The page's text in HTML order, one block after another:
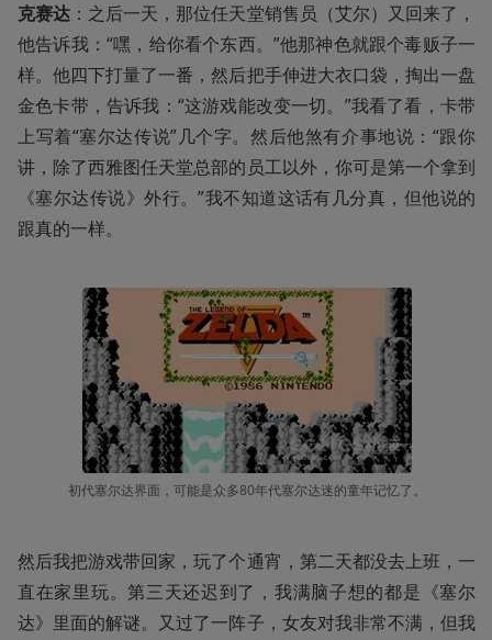
克赛达 ：之后一天，那位任天堂销售员（艾尔）又回来了，
他告诉我：“嘿，给你看个东西。”他那神色就跟个毒贩子一
样。他四下打量了一番，然后把手伸进大衣口袋，掏出一盘
金色卡带，告诉我：“这游戏能改变一切。”我看了看，卡带
上写着“塞尔达传说”几个字。然后他煞有介事地说：“跟你
讲，除了西雅图任天堂总部的员工以外，你可是第一个拿到
《塞尔达传说》外行。”我不知道这话有几分真，但他说的
跟真的一样。
初代塞尔达界面，可能是众多80年代塞尔达迷的童年记忆了。
然后我把游戏带回家，玩了个通宵，第二天都没去上班，一
直在家里玩。第三天还迟到了，我满脑子想的都是《塞尔
达》里面的解谜。又过了一阵子，女友对我非常不满，但我